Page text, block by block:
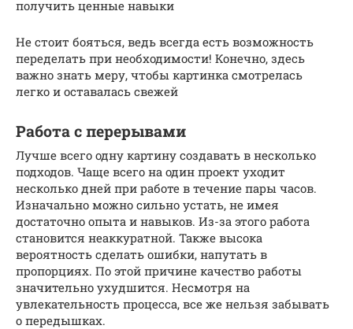
получить ценные навыки
Не стоит бояться, ведь всегда есть возможность
переделать при необходимости! Конечно, здесь
важно знать меру, чтобы картинка смотрелась
легко и оставалась свежей
Работа с перерывами
Лучше всего одну картину создавать в несколько
подходов. Чаще всего на один проект уходит
несколько дней при работе в течение пары часов.
Изначально можно сильно устать, не имея
достаточно опыта и навыков. Из-за этого работа
становится неаккуратной. Также высока
вероятность сделать ошибки, напутать в
пропорциях. По этой причине качество работы
значительно ухудшится. Несмотря на
увлекательность процесса, все же нельзя забывать
о передышках.